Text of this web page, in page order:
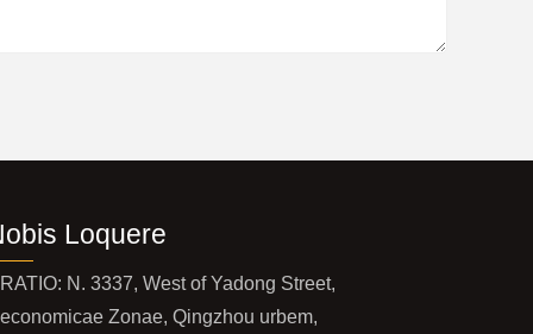
Loquere
N. 3337, West of Yadong Street,
Zonae, Qingzhou urbem,